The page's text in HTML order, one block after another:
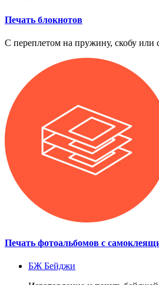
Печать блокнотов
С переплетом на пружину, скобу или
Печать фотоальбомов с
БЖ Бейджи